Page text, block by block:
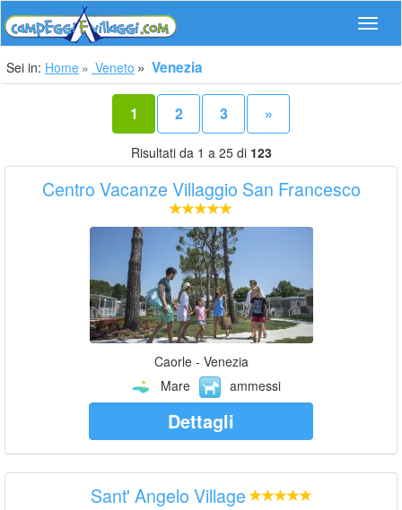
Sei in: Home Veneto Venezia
1 2 3 »
Risultati da 1 a 25 di 123
Centro Vacanze Villaggio San Francesco
Caorle - Venezia
Mare
ammessi
Dettagli
Sant' Angelo Village